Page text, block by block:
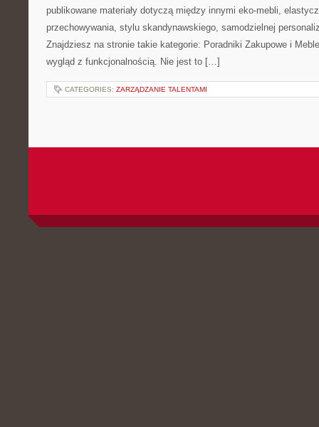
publikowane materiały dotyczą między innymi eko-mebli,
przechowywania, stylu skandynawskiego, samodzielnej
Znajdziesz na stronie takie kategorie: Poradniki Zakupowe i
wygląd z funkcjonalnością. Nie jest to […]
CATEGORIES: ZARZĄDZANIE TALENTAMI